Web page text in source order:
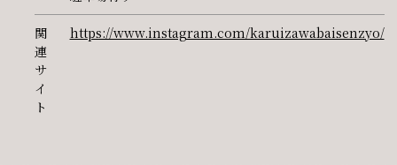
関
連
サ
イ
ト
https://www.instagram.com/karuizawabaisenzyo/